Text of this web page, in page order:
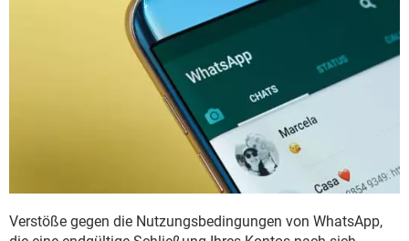
Verstöße gegen die Nutzungsbedingungen von WhatsApp,